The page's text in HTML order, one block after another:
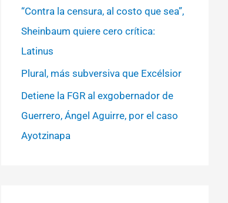
“Contra la censura, al costo que sea”,
Sheinbaum quiere cero crítica:
Latinus
Plural, más subversiva que Excélsior
Detiene la FGR al exgobernador de
Guerrero, Ángel Aguirre, por el caso
Ayotzinapa